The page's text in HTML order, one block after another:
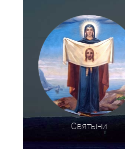
Святыни